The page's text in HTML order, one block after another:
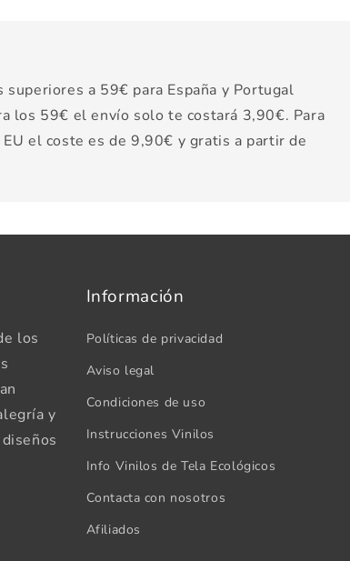
superiores a 59€ para España y Portugal
los 59€ el envío solo te costará 3,90€. Para
el coste es de 9,90€ y gratis a partir de
los
y
Información
Políticas de privacidad
Aviso legal
Condiciones de uso
Instrucciones Vinilos
Info Vinilos de Tela Ecológicos
Contacta con nosotros
Afiliados